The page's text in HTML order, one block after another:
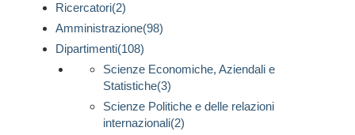
Ricercatori(2)
Amministrazione(98)
Dipartimenti(108)
Scienze Economiche, Aziendali e
Statistiche(3)
Scienze Politiche e delle relazioni
internazionali(2)